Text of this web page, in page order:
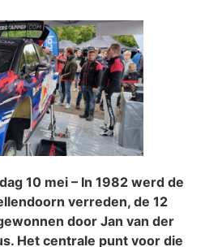
10 mei – In 1982 werd de
verreden, de 12
door Jan van der
Het centrale punt voor die